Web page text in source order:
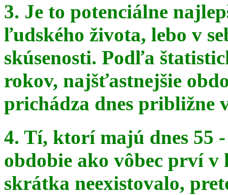
3. Je to potenciálne
ľudského života, lebo v
skúsenosti. Podľa
rokov, najšťastnejšie
prichádza dnes približne
4. Tí, ktorí majú dnes 55
obdobie ako vôbec prví
skrátka neexistovalo,